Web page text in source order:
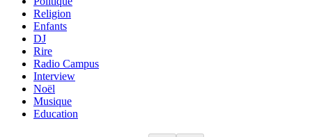
Religion
Enfants
DJ
Rire
Radio Campus
Interview
Noël
Musique
Education